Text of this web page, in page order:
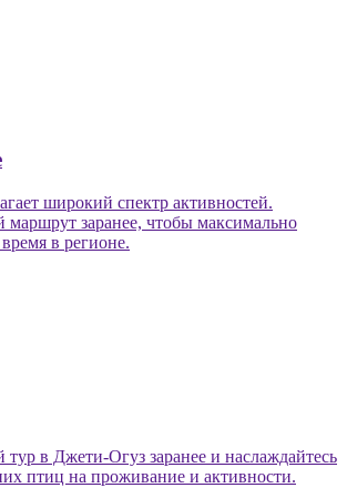
широкий спектр активностей.
маршрут заранее, чтобы максимально
в регионе.
тур в Джети-Огуз заранее и наслаждайтесь
птиц на проживание и активности.